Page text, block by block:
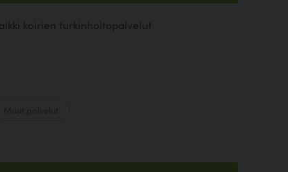
koirien turkinhoitopalvelut